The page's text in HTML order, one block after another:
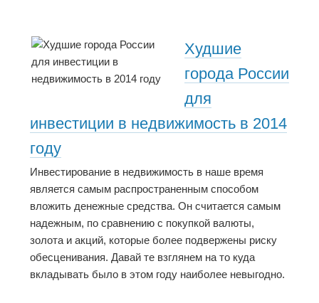
Худшие
города России
для
инвестиции в недвижимость в 2014
году
Инвестирование в недвижимость в наше время
является самым распространенным способом
вложить денежные средства. Он считается самым
надежным, по сравнению с покупкой валюты,
золота и акций, которые более подвержены риску
обесценивания. Давай те взглянем на то куда
вкладывать было в этом году наиболее невыгодно.